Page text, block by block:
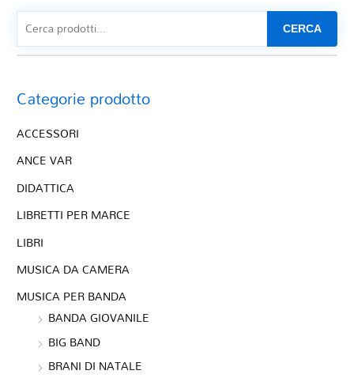
CERCA
Categorie prodotto
ACCESSORI
ANCE VAR
DIDATTICA
LIBRETTI PER MARCE
LIBRI
MUSICA DA CAMERA
MUSICA PER BANDA
BANDA GIOVANILE
BIG BAND
BRANI DI NATALE